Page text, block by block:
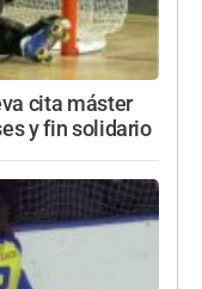
cita máster
y fin solidario